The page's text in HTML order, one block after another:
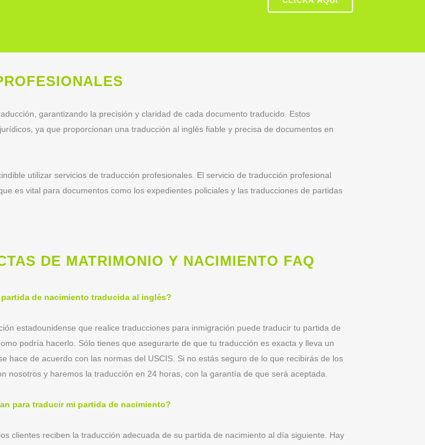
garantizando la precisión y claridad de cada documento traducido. Estos
ya que proporcionan una traducción al inglés fiable y precisa de documentos en
utilizar servicios de traducción profesionales. El servicio de traducción profesional
es vital para documentos como los expedientes policiales y las traducciones de partidas
DE MATRIMONIO Y NACIMIENTO FAQ
de nacimiento traducida al inglés?
estadounidense que realice traducciones para inmigración puede traducir tu partida de
podría hacerlo. Sólo tienes que asegurarte de que tu traducción es exacta y lleva un
hace de acuerdo con las normas del USCIS. Si no estás seguro de lo que recibirás de los
nosotros y haremos la traducción en 24 horas, con la garantía de que será aceptada.
para traducir mi partida de nacimiento?
clientes reciben la traducción adecuada de su partida de nacimiento al día siguiente. Hay